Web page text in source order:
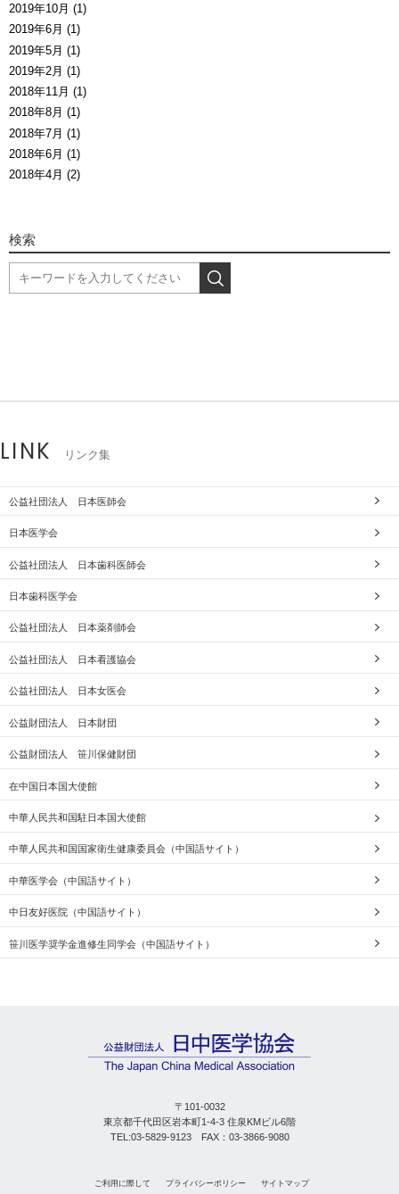
2019年10月 (1)
2019年6月 (1)
2019年5月 (1)
2019年2月 (1)
2018年11月 (1)
2018年8月 (1)
2018年7月 (1)
2018年6月 (1)
2018年4月 (2)
検索
LINK リンク集
公益社団法人 日本医師会
日本医学会
公益社団法人 日本歯科医師会
日本歯科医学会
公益社団法人 日本薬剤師会
公益社団法人 日本看護協会
公益社団法人 日本女医会
公益財団法人 日本財団
公益財団法人 笹川保健財団
在中国日本国大使館
中華人民共和国駐日本国大使館
中華人民共和国国家衛生健康委員会（中国語サイト）
中華医学会（中国語サイト）
中日友好医院（中国語サイト）
笹川医学奨学金進修生同学会（中国語サイト）
〒101-0032
東京都千代田区岩本町1-4-3 住泉KMビル6階
TEL:03-5829-9123 FAX：03-3866-9080
ご利用に際して プライバシーポリシー サイトマップ